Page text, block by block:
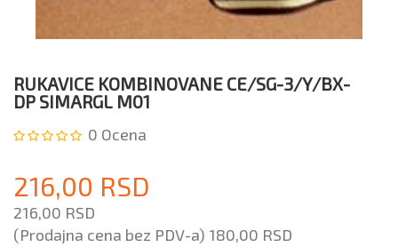
RUKAVICE KOMBINOVANE CE/SG-3/Y/BX-
DP SIMARGL M01
0 Ocena
216,00 RSD
216,00 RSD
(Prodajna cena bez PDV-a) 180,00 RSD